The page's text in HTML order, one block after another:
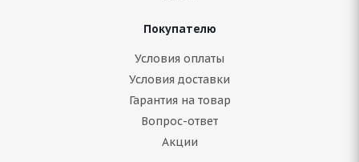
Покупателю
Условия оплаты
Условия доставки
Гарантия на товар
Вопрос-ответ
Акции